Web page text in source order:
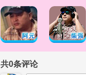
共0条评论